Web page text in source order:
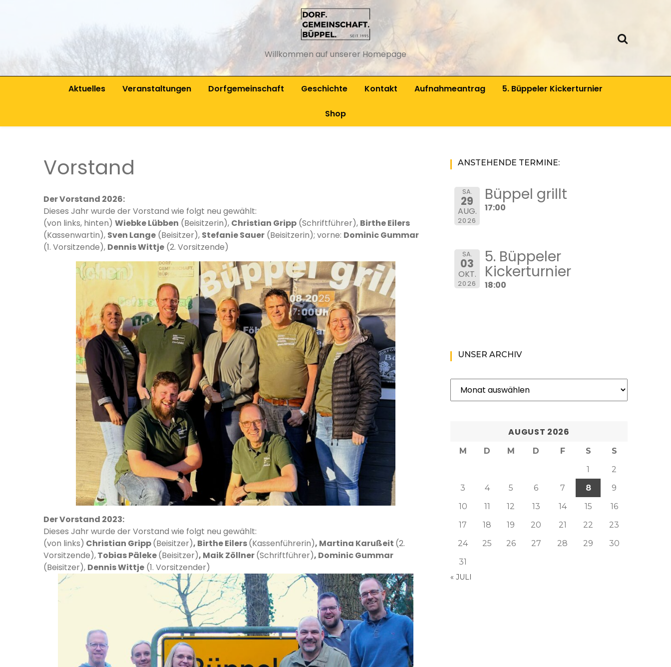
Willkommen auf unserer Homepage
Aktuelles Veranstaltungen Dorfgemeinschaft Geschichte
Arbeitsgruppen
Jugend-Theatergruppe
Kontakt Aufnahmeantrag 5. Büppeler Kickerturnier
Shop
Vorstand
Der Vorstand 2026:
Dieses Jahrwurde der Vorstand wie folgt neu gewählt:
(von links, hinten) Wiebke Lübben (Beisitzerin), Christian Gripp (Schriftführer), Birthe Eilers
(Kassenwartin), Sven Lange (Beisitzer), Stefanie Sauer (Beisitzerin); vorne: Dominic Gummar
(1. Vorsitzende), Dennis Wittje (2. Vorsitzende)
Der Vorstand 2023:
Dieses Jahr wurde der Vorstand wie folgt neu gewählt:
(von links) Christian Gripp(Beisitzer), Birthe Eilers(Kassenführerin), Martina Karußeit (2.
Vorsitzende),Tobias Päleke(Beisitzer), Maik Zöllner(Schriftführer), Dominic Gummar
(Beisitzer), Dennis Wittje (1. Vorsitzender)
ANSTEHENDE TERMINE:
SA.
29
AUG.
2026
Büppel grillt
17:00
SA.
03
OKT.
2026
5. Büppeler
Kickerturnier
18:00
UNSER ARCHIV
Archiv
AUGUST 2026
M D M D F S
S
1
2
3
4 5 6 7 8
9
10
11 12 13 14 15
16
17
18 19 20 21 22
23
24
25 26 27 28 29
30
31
« JULI